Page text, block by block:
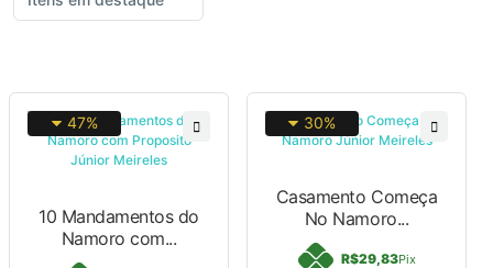
47%
10 Mandamentos do
Namoro com...
30%
Casamento Começa
No Namoro...
R$29,83Pix